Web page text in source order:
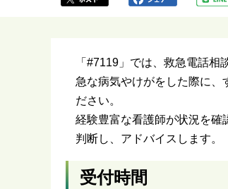
「#7119」では、救急電話相
急な病気やけがをした際に、
ださい。
経験豊富な看護師が状況を確
判断し、アドバイスします。
受付時間